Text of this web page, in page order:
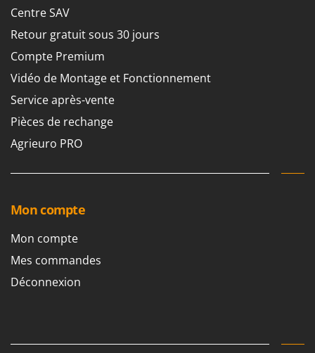
Centre SAV
Retour gratuit sous 30 jours
Compte Premium
Vidéo de Montage et Fonctionnement
Service après-vente
Pièces de rechange
Agrieuro PRO
Mon compte
Mon compte
Mes commandes
Déconnexion